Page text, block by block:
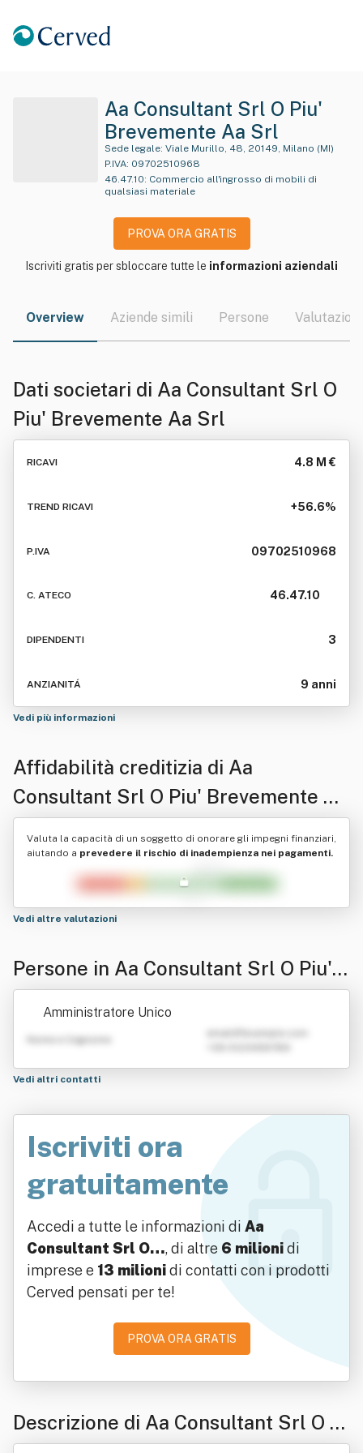
Aa Consultant Srl O Piu'
Brevemente Aa Srl
Sede legale: Viale Murillo, 48, 20149, Milano (MI)
P.IVA: 09702510968
46.47.10: Commercio all'ingrosso di mobili di
qualsiasi materiale
PROVA ORA GRATIS
Iscriviti gratis per sbloccare tutte le informazioni aziendali
Overview Aziende simili Persone Valutazioni
Dati societari di Aa Consultant Srl O
Piu' Brevemente Aa Srl
RICAVI 4.8 M €
TREND RICAVI +56.6%
P.IVA 09702510968
C. ATECO 46.47.10
DIPENDENTI 3
ANZIANITÁ 9 anni
Vedi più informazioni
Affidabilità creditizia di Aa
Consultant Srl O Piu' Brevemente Aa
Srl
Valuta la capacità di un soggetto di onorare gli impegni finanziari,
aiutando a prevedere il rischio di inadempienza nei pagamenti.
Vedi altre valutazioni
Persone in Aa Consultant Srl O Piu' B
revemente Aa Srl
Amministratore Unico
Nome e Cognome
Vedi altri contatti
Iscriviti ora
gratuitamente
Accedi a tutte le informazioni di Aa
Consultant Srl O…, di altre 6 milionidi
imprese e 13 milionidi contatti con i prodotti
Cerved pensati per te!
PROVA ORA GRATIS
Descrizione di Aa Consultant Srl O Pi